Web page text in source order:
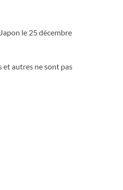
le 25 décembre
autres ne sont pas